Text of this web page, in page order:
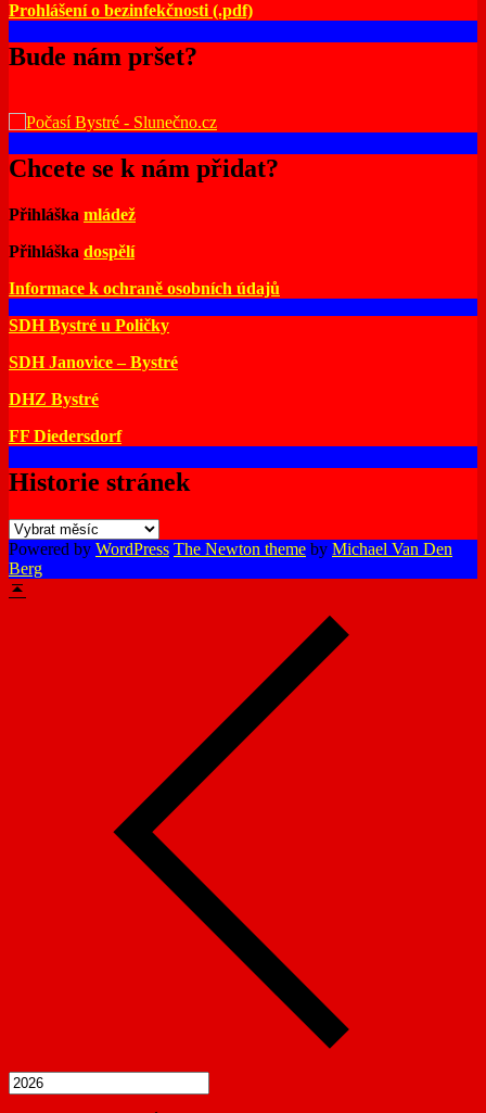
Prohlášení o bezinfekčnosti (.pdf)
Bude nám pršet?
Chcete se k nám přidat?
Přihláška mládež
Přihláška dospělí
Informace k ochraně osobních údajů
SDH Bystré u Poličky
SDH Janovice – Bystré
DHZ Bystré
FF Diedersdorf
Historie stránek
Historie
stránek
Powered by WordPress The Newton theme by Michael Van Den
Berg